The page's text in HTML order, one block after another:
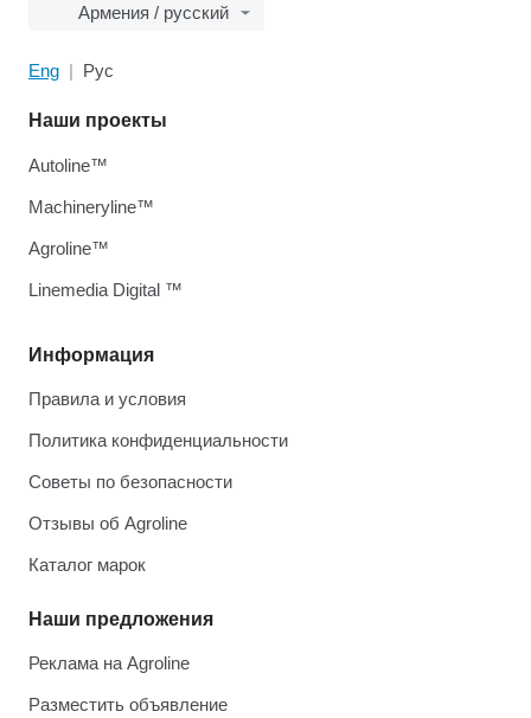
Армения / русский
Eng Рус
Информация
Правила и условия
Политика конфиденциальности
Советы по безопасности
Отзывы об Agroline
Каталог марок
Наши предложения
Реклама на Agroline
Разместить объявление
Наши проекты
Autoline™
Machineryline™
Agroline™
Linemedia Digital ™